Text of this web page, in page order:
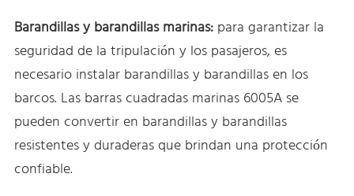
Barandillas y barandillas marinas:para garantizar la
seguridad de la tripulación y los pasajeros, es
necesario instalar barandillas y barandillas en los
barcos. Las barras cuadradas marinas 6005A se
pueden convertir en barandillas y barandillas
resistentes y duraderas que brindan una protección
confiable.